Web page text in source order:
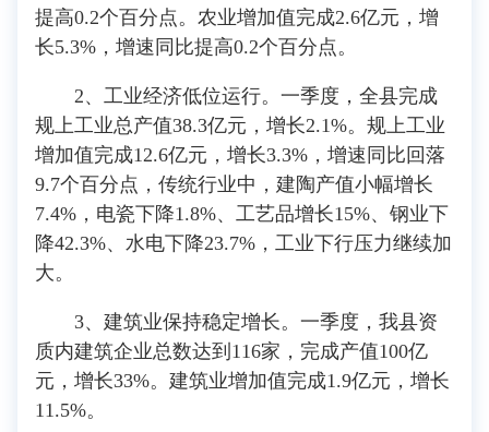
提高0.2个百分点。农业增加值完成2.6亿元，增
长5.3%，增速同比提高0.2个百分点。
2、工业经济低位运行。一季度，全县完成
规上工业总产值38.3亿元，增长2.1%。规上工业
增加值完成12.6亿元，增长3.3%，增速同比回落
9.7个百分点，传统行业中，建陶产值小幅增长
7.4%，电瓷下降1.8%、工艺品增长15%、钢业下
降42.3%、水电下降23.7%，工业下行压力继续加
大。
3、建筑业保持稳定增长。一季度，我县资
质内建筑企业总数达到116家，完成产值100亿
元，增长33%。建筑业增加值完成1.9亿元，增长
11.5%。